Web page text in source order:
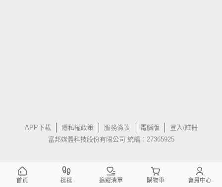
APP下載 隱私權政策 服務條款 電腦版
登入/註冊
富邦媒體科技股份有限公司 統編：27365925
首頁 逛逛 追蹤清單 購物車 會員中心